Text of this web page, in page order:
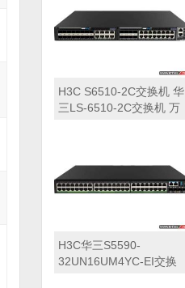
H3C S6510-2C交换机 华
三LS-6510-2C交换机 万
H3C华三S5590-
32UN16UM4YC-EI交换